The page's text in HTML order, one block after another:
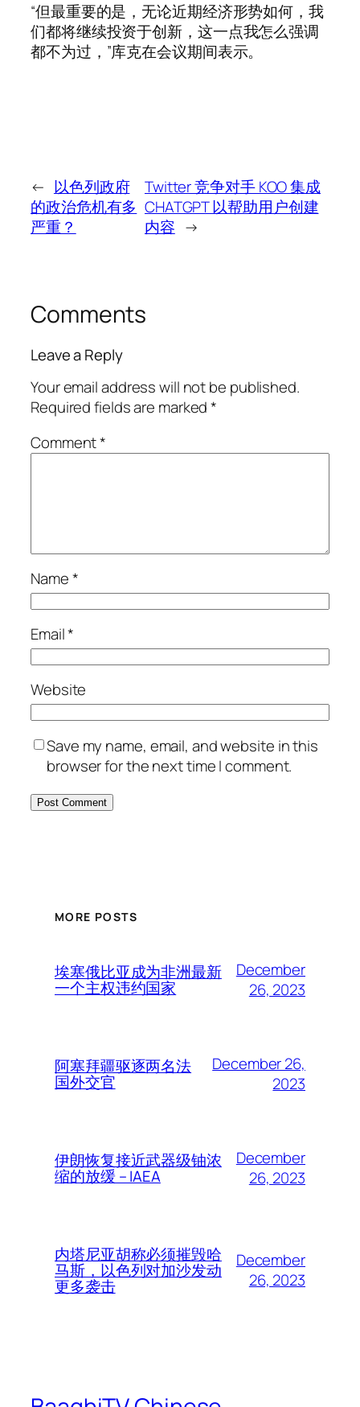
“但最重要的是，无论近期经济形势如何，我
们都将继续投资于创新，这一点我怎么强调
都不为过，”库克在会议期间表示。
← 以色列政府
的政治危机有多
严重？
Twitter 竞争对手 KOO 集成
CHATGPT 以帮助用户创建
内容 →
Comments
Leave a Reply
Your email address will not be published.
Required fields are marked*
Comment*
Name*
Email*
Website
Save my name, email, and website in this
browser for the next time I comment.
MORE POSTS
埃塞俄比亚成为非洲最新
一个主权违约国家
December
26, 2023
阿塞拜疆驱逐两名法
国外交官
December 26,
2023
伊朗恢复接近武器级铀浓
缩的放缓 – IAEA
December
26, 2023
内塔尼亚胡称必须摧毁哈
马斯，以色列对加沙发动
更多袭击
December
26, 2023